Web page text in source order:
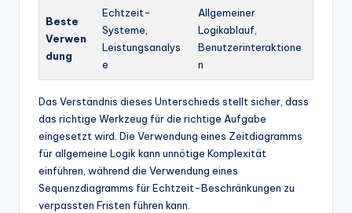
Beste
Verwen
dung
Echtzeit-
Systeme,
Leistungsanalys
e
Allgemeiner
Logikablauf,
Benutzerinteraktione
n
Das Verständnis dieses Unterschieds stellt sicher, dass
das richtige Werkzeug für die richtige Aufgabe
eingesetzt wird. Die Verwendung eines Zeitdiagramms
für allgemeine Logik kann unnötige Komplexität
einführen, während die Verwendung eines
Sequenzdiagramms für Echtzeit-Beschränkungen zu
verpassten Fristen führen kann.